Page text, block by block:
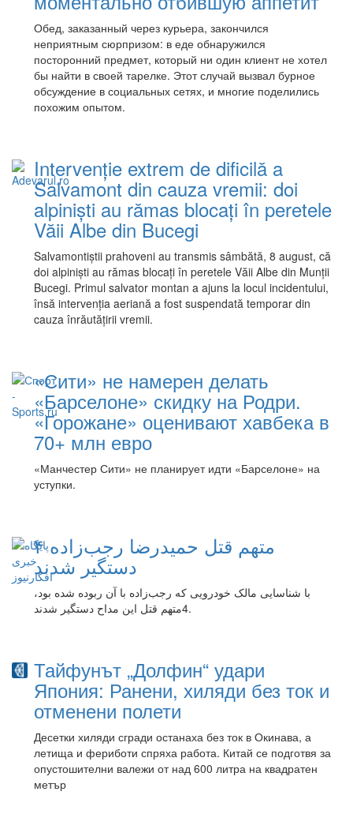
Обед, заказанный через курьера, закончился
неприятным сюрпризом: в еде обнаружился
посторонний предмет, который ни один клиент не хотел
бы найти в своей тарелке. Этот случай вызвал бурное
обсуждение в социальных сетях, и многие поделились
похожим опытом.
Intervenție extrem de dificilă a
Salvamont din cauza vremii: doi
alpiniști au rămas blocați în peretele
Văii Albe din Bucegi
Salvamontiștii prahoveni au transmis sâmbătă, 8 august, că
doi alpiniști au rămas blocați în peretele Văii Albe din Munții
Bucegi. Primul salvator montan a ajuns la locul incidentului,
însă intervenția aeriană a fost suspendată temporar din
cauza înrăutățirii vremii.
«Сити» не намерен делать
«Барселоне» скидку на Родри.
«Горожане» оценивают хавбека в
70+ млн евро
«Манчестер Сити» не планирует идти «Барселоне» на
уступки.
۴ متهم قتل حمیدرضا رجب‌زاده
دستگیر شدند
با شناسایی مالک خودرویی که رجب‌زاده با آن ربوده شده بود،
4متهم قتل این مداح دستگیر شدند.
Тайфунът „Долфин“ удари
Япония: Ранени, хиляди без ток и
отменени полети
Десетки хиляди сгради останаха без ток в Окинава, а
летища и фериботи спряха работа. Китай се подготвя за
опустошителни валежи от над 600 литра на квадратен
метър